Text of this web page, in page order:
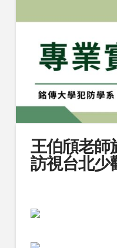
王伯頎老師
訪視台北少